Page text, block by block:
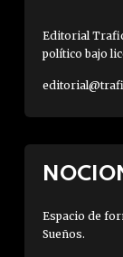
Editorial
político bajo
Espacio de
Sueños.